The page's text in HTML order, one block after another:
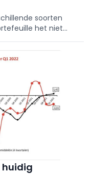
soorten
het niet
oplossing zijn.
huidig